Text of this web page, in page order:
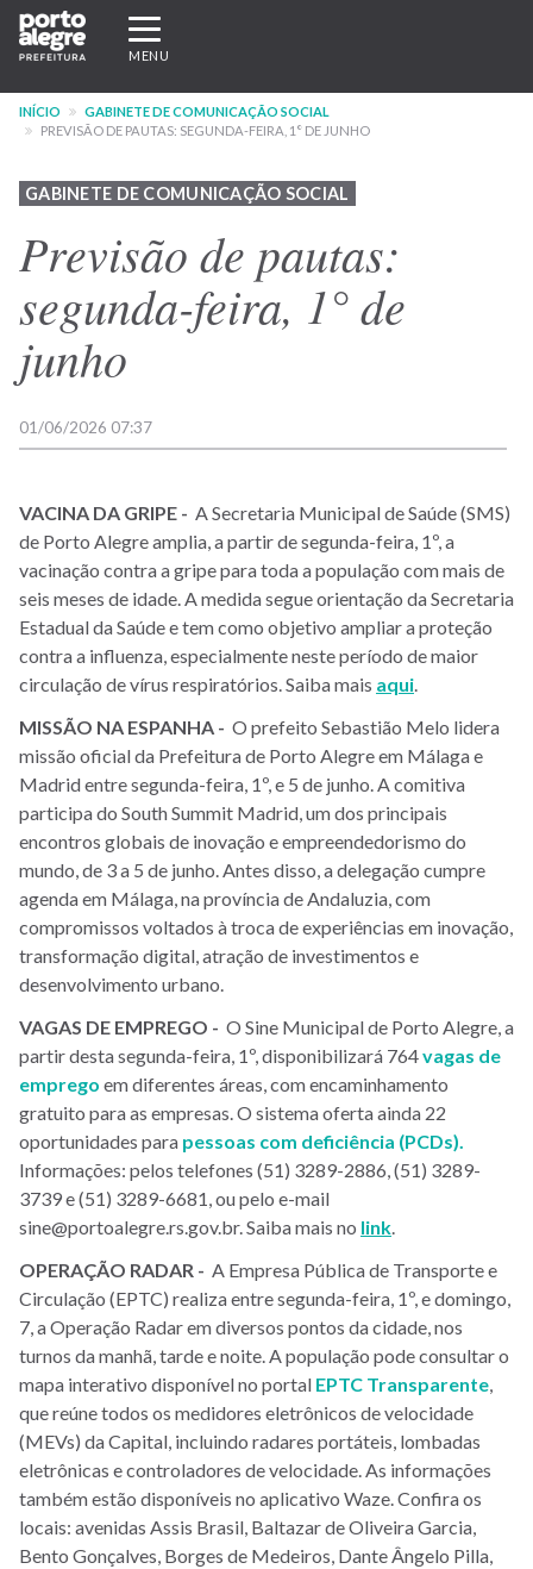
Pular
para
conteúdo
principal
Expandir/recolher
navegação
MENU
INÍCIO
GABINETE DE COMUNICAÇÃO SOCIAL
PREVISÃO DE PAUTAS: SEGUNDA-FEIRA, 1° DE JUNHO
GABINETE DE COMUNICAÇÃO SOCIAL
Previsão de pautas:
segunda-feira, 1° de
junho
01/06/2026 07:37
VACINA DA GRIPE - A Secretaria Municipal de Saúde (SMS)
de Porto Alegre amplia, a partir de segunda-feira, 1º, a
vacinação contra a gripe para toda a população com mais de
seis meses de idade. A medida segue orientação da Secretaria
Estadual da Saúde e tem como objetivo ampliar a proteção
contra a influenza, especialmente neste período de maior
circulação de vírus respiratórios. Saiba mais aqui
MISSÃO NA ESPANHA - O prefeito Sebastião Melo lidera
missão oficial da Prefeitura de Porto Alegre em Málaga e
Madrid entre segunda-feira, 1º, e 5 de junho. A comitiva
participa do South Summit Madrid, um dos principais
encontros globais de inovação e empreendedorismo do
mundo, de 3 a 5 de junho. Antes disso, a delegação cumpre
agenda em Málaga, na província de Andaluzia, com
compromissos voltados à troca de experiências em inovação,
transformação digital, atração de investimentos e
desenvolvimento urbano.
VAGAS DE EMPREGO - O Sine Municipal de Porto Alegre, a
partir desta segunda-feira, 1º, disponibilizará 764vagas de
emprego em diferentes áreas, com encaminhamento
gratuito para as empresas. O sistema oferta ainda 22
oportunidades para pessoas com deficiência (PCDs)
Informações: pelos telefones (51) 3289-2886, (51) 3289-
3739 e (51) 3289-6681, ou pelo e-mail
sine@portoalegre.rs.gov.br. Saiba mais no link
OPERAÇÃO RADAR - A Empresa Pública de Transporte e
Circulação (EPTC) realiza entre segunda-feira, 1º, e domingo,
7, a Operação Radar em diversos pontos da cidade, nos
turnos da manhã, tarde e noite. A população pode consultar o
mapa interativo disponível no portal EPTC Transparente
que reúne todos os medidores eletrônicos de velocidade
(MEVs) da Capital, incluindo radares portáteis, lombadas
eletrônicas e controladores de velocidade. As informações
também estão disponíveis no aplicativo Waze. Confira os
locais: avenidas Assis Brasil, Baltazar de Oliveira Garcia,
Bento Gonçalves, Borges de Medeiros, Dante Ângelo Pilla,